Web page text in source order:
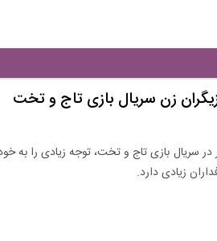
زن سریال بازی تاج و تخت
سریال بازی تاج و تخت، توجه زیادی را به
زیادی دارد.